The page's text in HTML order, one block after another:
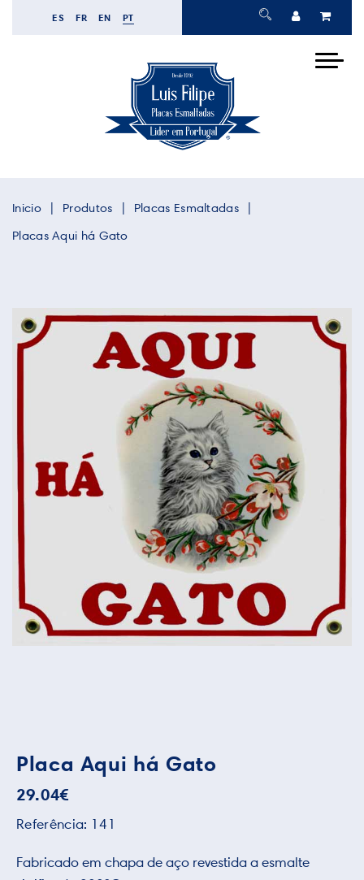
ES FR EN PT
Inicio Produtos
Placas Esmaltadas
Placas Aqui há Gato
Placa Aqui há Gato
29.04€
Referência: 141
Fabricado em chapa de aço revestida a esmalte